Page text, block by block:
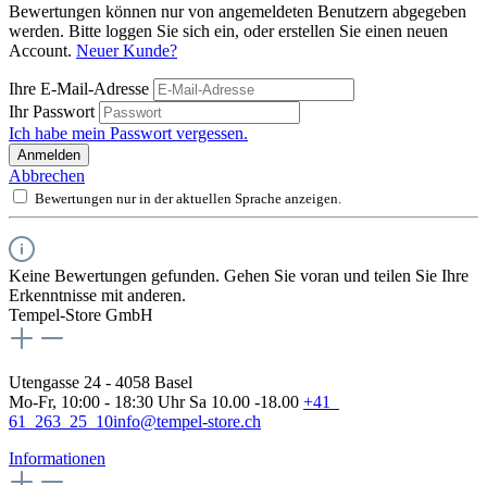
Bewertungen können nur von angemeldeten Benutzern abgegeben
werden. Bitte loggen Sie sich ein, oder erstellen Sie einen neuen
Account. Neuer Kunde?
Ihre E-Mail-Adresse
Ihr Passwort
Ich habe mein Passwort vergessen.
Anmelden
Abbrechen
Bewertungen nur in der aktuellen Sprache anzeigen.
Keine Bewertungen gefunden. Gehen Sie voran und teilen Sie Ihre
Erkenntnisse mit anderen.
Tempel-Store GmbH
Utengasse 24 - 4058 Basel
Mo-Fr, 10:00 - 18:30 Uhr Sa 10.00 -18.00 +41
61 263 25 10info@tempel-store.ch
Informationen